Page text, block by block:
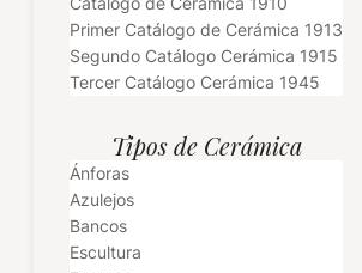
Primer Catálogo de Cerámica 1913
Segundo Catálogo Cerámica 1915
Tercer Catálogo Cerámica 1945
Tipos de Cerámica
Ánforas
Azulejos
Bancos
Escultura